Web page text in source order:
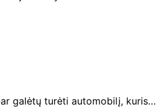
galėtų turėti automobilį, kuris…